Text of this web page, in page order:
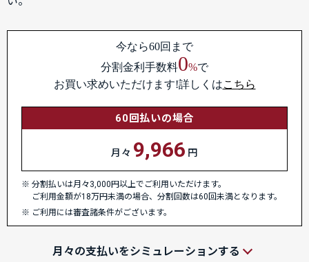
今なら60回まで
分割金利手数料0%で
お買い求めいただけます!詳しくはこちら
60回払いの場合
月々 9,966 円
分割払いは月々3,000円以上でご利用いただけます。
ご利用金額が18万円未満の場合、分割回数は60回未満となります。
ご利用には審査諸条件がございます。
月々の支払いをシミュレーションする